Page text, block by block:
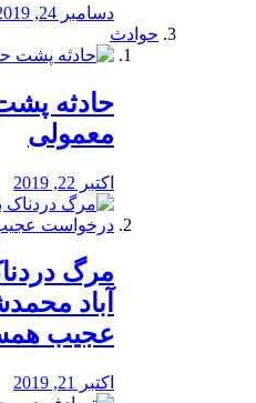
دسامبر 24, 2019
حوادث
️حادثه
معمولی
اکتبر 22, 2019
مرگ
آباد
عجیب
اکتبر 21, 2019